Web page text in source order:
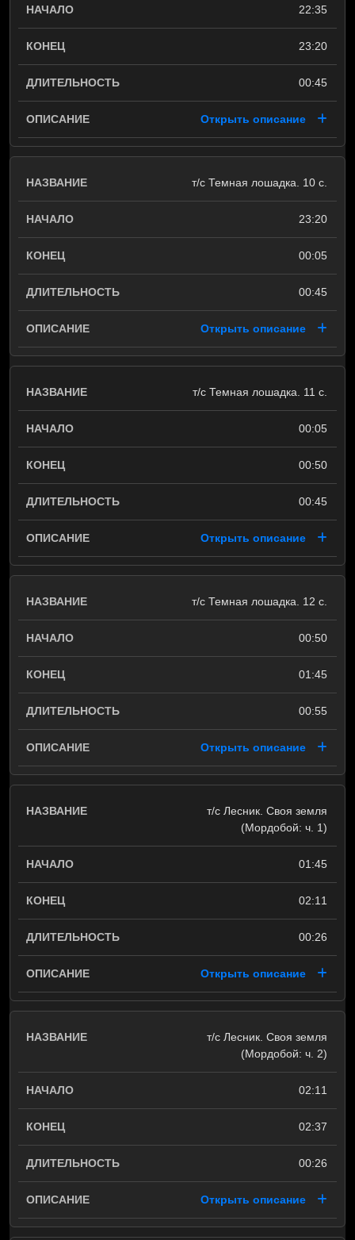
22:35
23:20
00:45
Открыть описание
т/с Темная лошадка. 10 с.
23:20
00:05
00:45
Открыть описание
т/с Темная лошадка. 11 с.
00:05
00:50
00:45
Открыть описание
т/с Темная лошадка. 12 с.
00:50
01:45
00:55
Открыть описание
т/с Лесник. Своя земля
(Мордобой: ч. 1)
01:45
02:11
00:26
Открыть описание
т/с Лесник. Своя земля
(Мордобой: ч. 2)
02:11
02:37
00:26
Открыть описание